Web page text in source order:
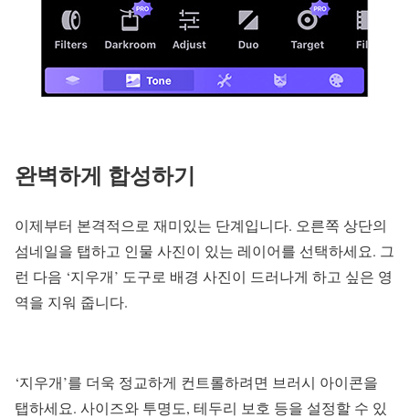
완벽하게 합성하기
이제부터 본격적으로 재미있는 단계입니다. 오른쪽 상단의
섬네일을 탭하고 인물 사진이 있는 레이어를 선택하세요. 그
런 다음 ‘지우개’ 도구로 배경 사진이 드러나게 하고 싶은 영
역을 지워 줍니다.
‘지우개’를 더욱 정교하게 컨트롤하려면 브러시 아이콘을
탭하세요. 사이즈와 투명도, 테두리 보호 등을 설정할 수 있